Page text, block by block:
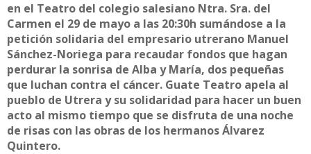
en el Teatro del colegio salesiano Ntra. Sra. del
Carmen el 29 de mayo a las 20:30h sumándose a la
petición solidaria del empresario utrerano Manuel
Sánchez-Noriega para recaudar fondos que hagan
perdurar la sonrisa de Alba y María, dos pequeñas
que luchan contra el cáncer. Guate Teatro apela al
pueblo de Utrera y su solidaridad para hacer un buen
acto al mismo tiempo que se disfruta de una noche
de risas con las obras de los hermanos Álvarez
Quintero.